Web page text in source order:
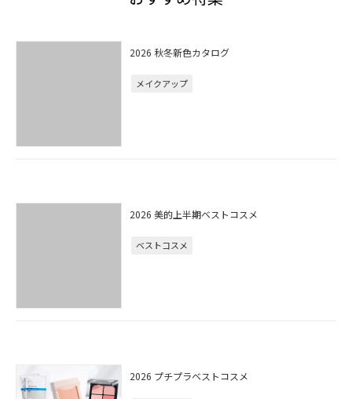
2026 秋冬新色カタログ
メイクアップ
2026 美的上半期ベストコスメ
ベストコスメ
2026 プチプラベストコスメ